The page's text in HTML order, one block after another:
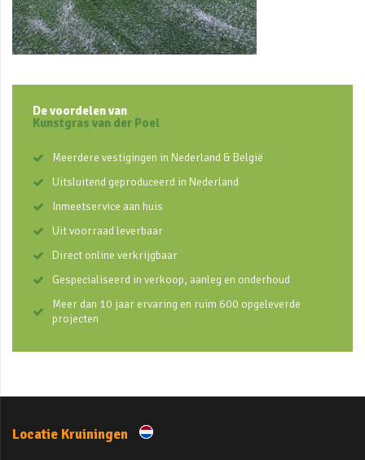
De voordelen van
Kunstgras van der Poel
Meerdere vestigingen in Nederland & België
Uitsluitend geproduceerd in Nederland
Inmeetservice aan huis
Uit voorraad leverbaar
Direct online verkrijgbaar
Gespecialiseerd in verkoop, aanleg en onderhoud
Meer dan 10 jaar ervaring en ruim 600 opgeleverde
projecten
Locatie Kruiningen